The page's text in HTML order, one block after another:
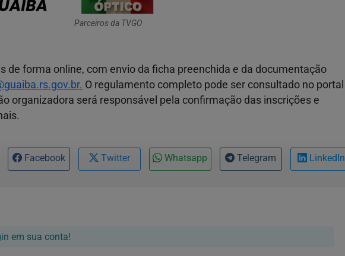
Parceiros da TVGO
de forma online, com envio da ficha preenchida e da documentação
O regulamento completo pode ser consultado no portal
organizadora será responsável pela confirmação das inscrições e
Facebook Twitter Whatsapp Telegram LinkedIn
em sua conta!